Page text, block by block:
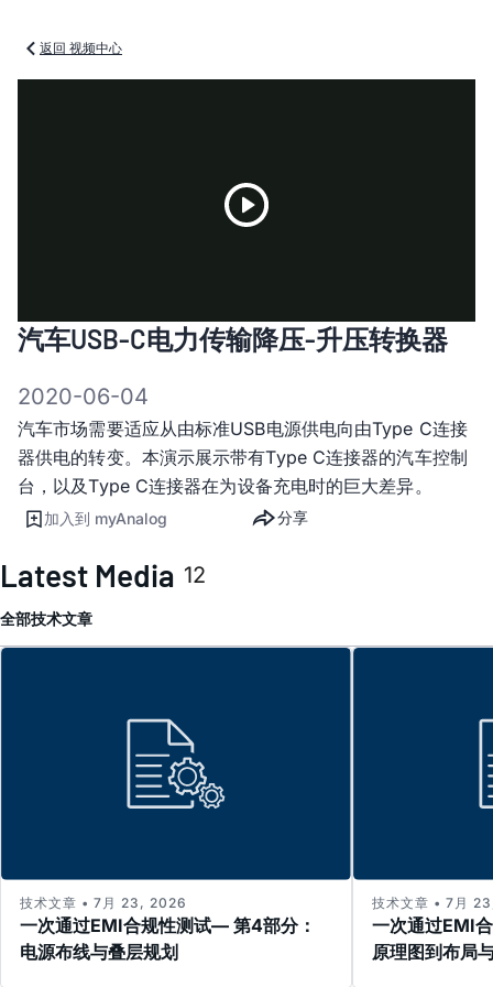
返回 视频中心
Video
汽车USB-C电力传输降压-升压转换器
2020-06-04
汽车市场需要适应从由标准USB电源供电向由Type C连接
器供电的转变。本演示展示带有Type C连接器的汽车控制
台，以及Type C连接器在为设备充电时的巨大差异。
加入到 myAnalog 分享
Latest Media 12
全部技术文章
一次通过EMI合规性测试— 第4部分：
电源布线与叠层规划
技术文章 • 7月 23, 2026
一次通过EMI
原理图到布局
技术文章 • 7月